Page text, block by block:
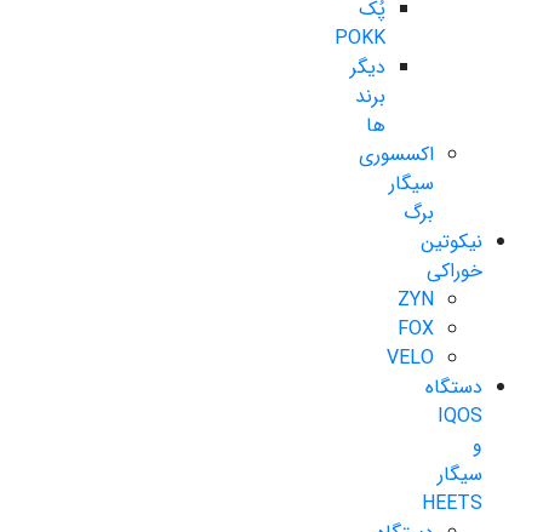
پُک
POKK
دیگر
برند
ها
اکسسوری
سیگار
برگ
نیکوتین
خوراکی
ZYN
FOX
VELO
دستگاه
IQOS
و
سیگار
HEETS